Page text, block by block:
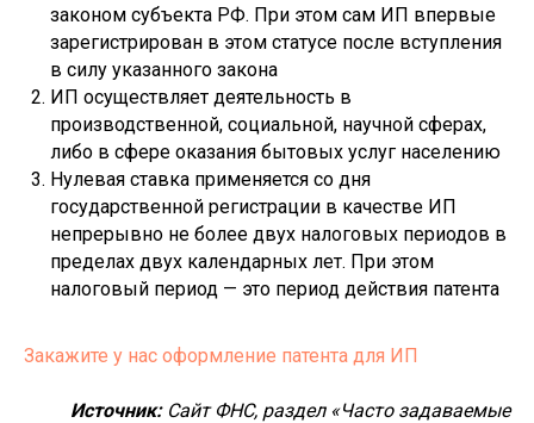
законом субъекта РФ. При этом сам ИП впервые
зарегистрирован в этом статусе после вступления
в силу указанного закона
ИП осуществляет деятельность в
производственной, социальной, научной сферах,
либо в сфере оказания бытовых услуг населению
Нулевая ставка применяется со дня
государственной регистрации в качестве ИП
непрерывно не более двух налоговых периодов в
пределах двух календарных лет. При этом
налоговый период — это период действия патента
Закажите у нас оформление патента для ИП
Источник: Сайт ФНС, раздел «Часто задаваемые